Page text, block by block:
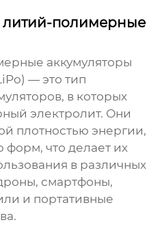
литий-полимерные
аккумуляторы
— это тип
в которых
электролит. Они
плотностью энергии,
форм, что делает их
в различных
смартфоны,
и портативные